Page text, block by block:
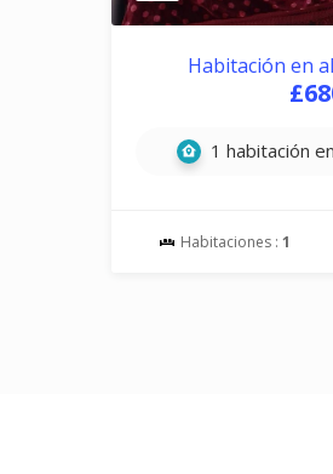
Habitación en
1 habitación
Habitaciones : 1